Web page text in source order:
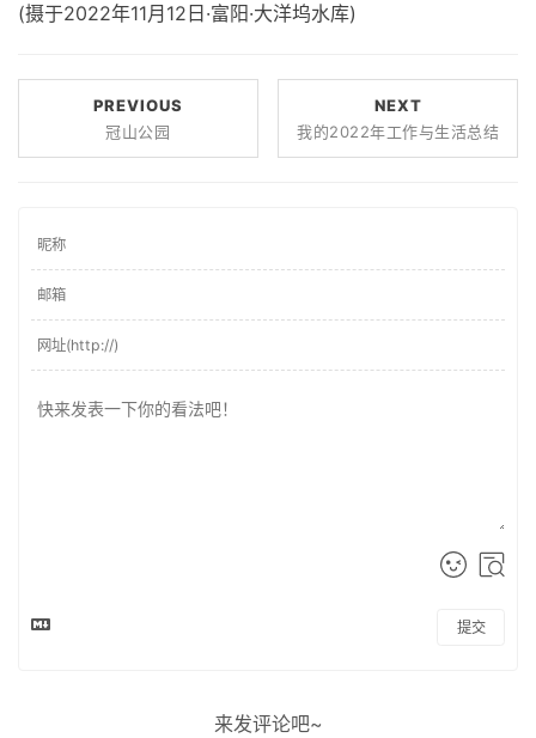
(摄于2022年11月12日·富阳·大洋坞水库)
PREVIOUS
冠山公园
NEXT
我的2022年工作与生活总结
提交
来发评论吧~